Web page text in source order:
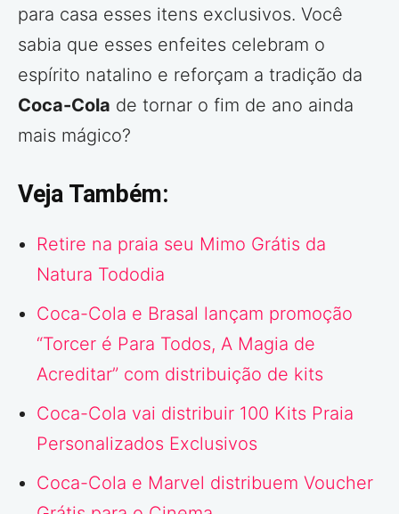
para casa esses itens exclusivos. Você
sabia que esses enfeites celebram o
espírito natalino e reforçam a tradição da
Coca-Cola de tornar o fim de ano ainda
mais mágico?
Veja Também:
Retire na praia seu Mimo Grátis da
Natura Tododia
Coca-Cola e Brasal lançam promoção
“Torcer é Para Todos, A Magia de
Acreditar” com distribuição de kits
Coca-Cola vai distribuir 100 Kits Praia
Personalizados Exclusivos
Coca-Cola e Marvel distribuem Voucher